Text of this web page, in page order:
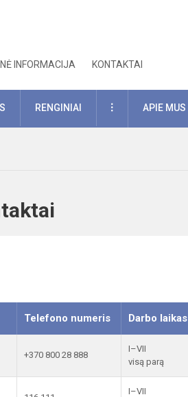
INFORMACIJA KONTAKTAI
RENGINIAI DAUGIAUAPIE MUS
Telefono numeris Darbo laikas
+370 800 28 888
I–VII
visą parą
I–VII